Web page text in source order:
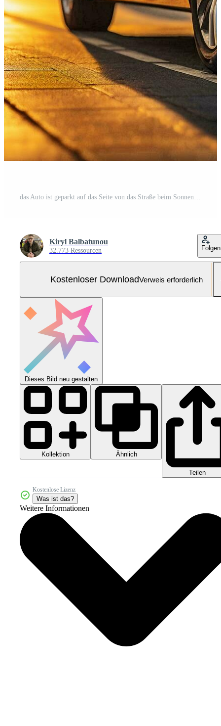
das Auto ist geparkt auf das Seite von das Straße beim Sonnenuntergang. das Konzept von Transport Parkplatz im ein groß Stadt. ai generiert Kostenloses Foto
Kiryl Balbatunou
32.773 Ressourcen Folgen
Kostenloser DownloadVerweis erforderlich
Dieses Bild neu gestalten
Kollektion Ähnlich
Teilen
Kostenlose Lizenz
Was ist das?
Weitere Informationen